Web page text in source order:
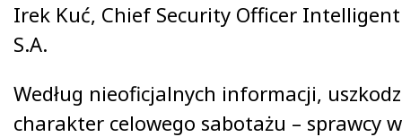
Irek Kuć, Chief Security Officer
S.A.
Według nieoficjalnych informacji,
charakter celowego sabotażu – sprawcy